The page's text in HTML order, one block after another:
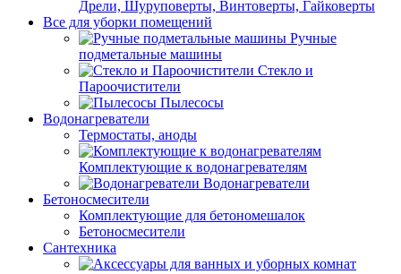
Дрели, Шуруповерты, Винтоверты, Гайковерты
Все для уборки помещений
Ручные
подметальные машины
Стекло и
Пароочистители
Пылесосы
Водонагреватели
Термостаты, аноды
Комплектующие к водонагревателям
Водонагреватели
Бетоносмесители
Комплектующие для бетономешалок
Бетоносмесители
Сантехника